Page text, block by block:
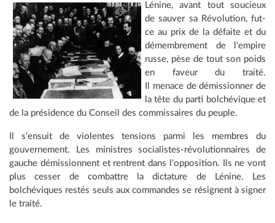
Lénine, avant tout soucieux
de sauver sa Révolution, fut-
ce au prix de la défaite et du
démembrement de l'empire
russe, pèse de tout son poids
en faveur du traité.
Il menace de démissionner de
la tête du parti bolchévique et
de la présidence du Conseil des commissaires du peuple.
Il s'ensuit de violentes tensions parmi les membres du
gouvernement. Les ministres socialistes-révolutionnaires de
gauche démissionnent et rentrent dans l'opposition. Ils ne vont
plus cesser de combattre la dictature de Lénine. Les
bolchéviques restés seuls aux commandes se résignent à signer
le traité.